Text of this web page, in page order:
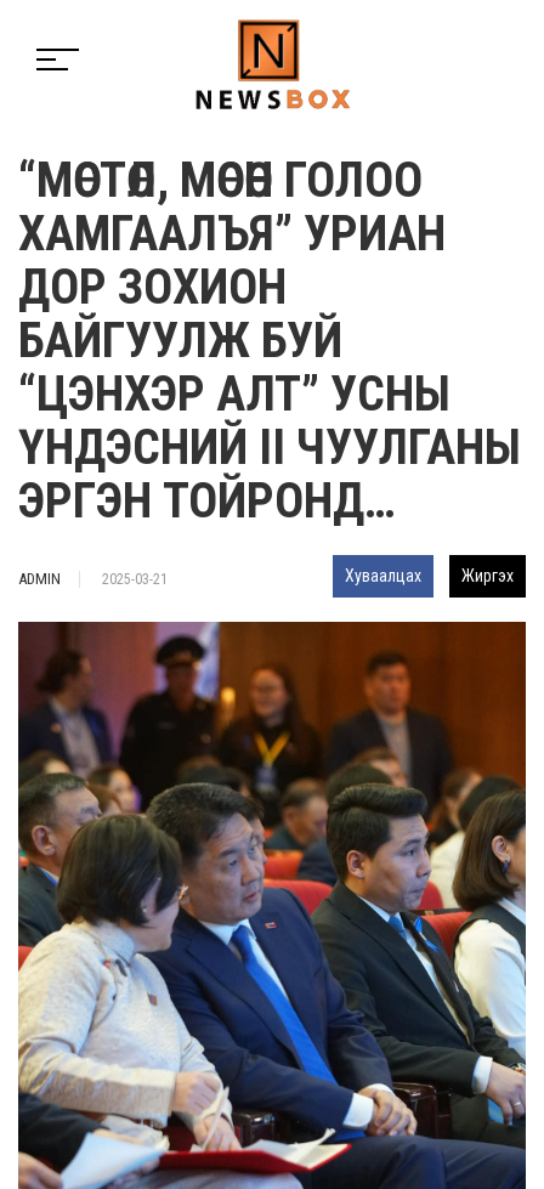
“МӨСТӨЛ, МӨСӨН ГОЛОО
ХАМГААЛЪЯ” УРИАН
ДОР ЗОХИОН
БАЙГУУЛЖ БУЙ
“ЦЭНХЭР АЛТ” УСНЫ
ҮНДЭСНИЙ II ЧУУЛГАНЫ
ЭРГЭН ТОЙРОНД…
ADMIN 2025-03-21 Хуваалцах Жиргэх